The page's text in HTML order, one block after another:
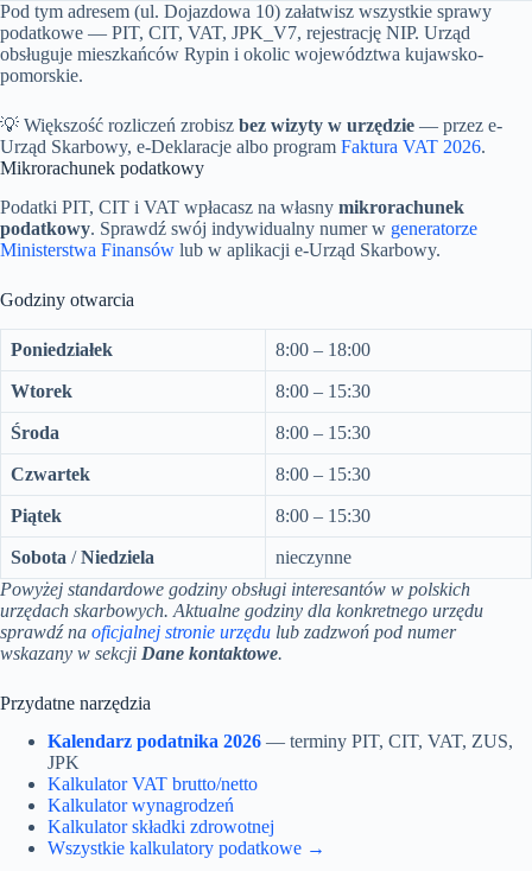
Pod tym adresem (ul. Dojazdowa 10) załatwisz wszystkie sprawy
podatkowe — PIT, CIT, VAT, JPK_V7, rejestrację NIP. Urząd
obsługuje mieszkańców Rypin i okolic województwa kujawsko-
pomorskie.
💡 Większość rozliczeń zrobisz bez wizyty w urzędzie — przez e-
Urząd Skarbowy, e-Deklaracje albo program Faktura VAT 2026.
Mikrorachunek podatkowy
Podatki PIT, CIT i VAT wpłacasz na własny mikrorachunek
podatkowy. Sprawdź swój indywidualny numer w generatorze
Ministerstwa Finansów lub w aplikacji e-Urząd Skarbowy.
Godziny otwarcia
Poniedziałek 8:00 – 18:00
Wtorek 8:00 – 15:30
Środa 8:00 – 15:30
Czwartek 8:00 – 15:30
Piątek 8:00 – 15:30
Sobota /Niedziela
nieczynne
Powyżej standardowe godziny obsługi interesantów w polskich
urzędach skarbowych. Aktualne godziny dla konkretnego urzędu
sprawdź na oficjalnej stronie urzędu lub zadzwoń pod numer
wskazany w sekcji Dane kontaktowe.
Przydatne narzędzia
Kalendarz podatnika 2026 — terminy PIT, CIT, VAT, ZUS,
JPK
Kalkulator VAT brutto/netto
Kalkulator wynagrodzeń
Kalkulator składki zdrowotnej
Wszystkie kalkulatory podatkowe →